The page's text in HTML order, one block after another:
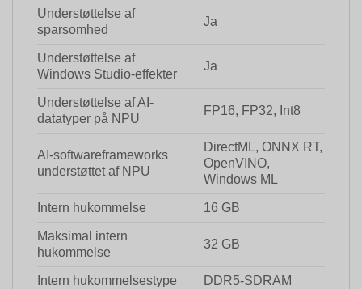
Understøttelse af
sparsomhed
Ja
Understøttelse af
Windows Studio-effekter
Ja
Understøttelse af AI-
datatyper på NPU
FP16, FP32, Int8
AI-softwareframeworks
understøttet af NPU
DirectML, ONNX RT,
OpenVINO,
Windows ML
Intern hukommelse 16 GB
Maksimal intern
hukommelse
32 GB
Intern hukommelsestype DDR5-SDRAM